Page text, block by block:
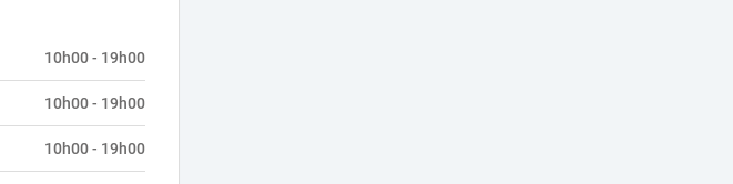
10h00 - 19h00
10h00 - 19h00
10h00 - 19h00